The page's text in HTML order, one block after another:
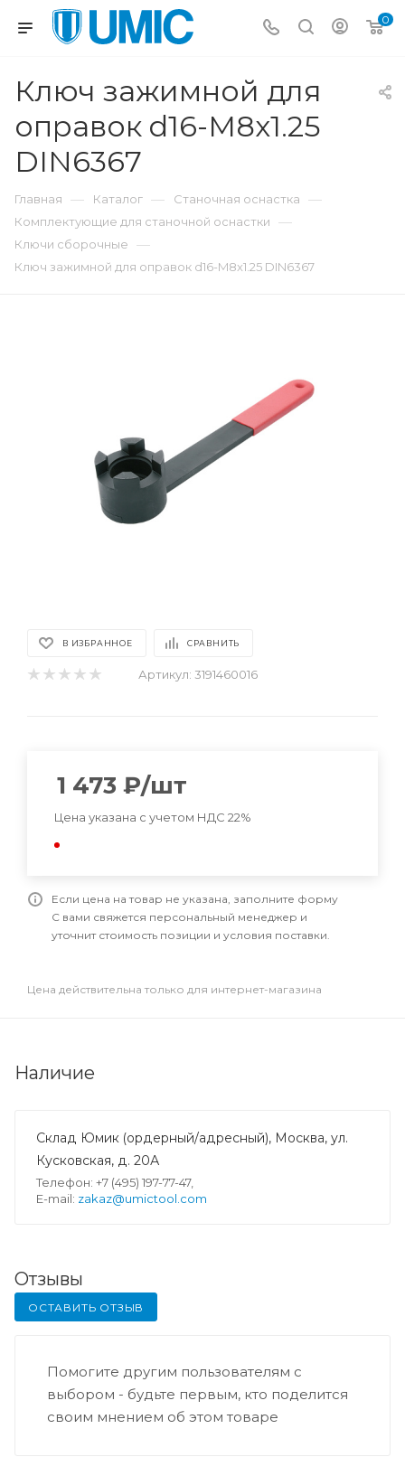
0
Ключ зажимной для
оправок d16-M8x1.25
DIN6367
Главная — Каталог — Станочная оснастка —
Комплектующие для станочной оснастки —
Ключи сборочные —
Ключ зажимной для оправок d16-M8x1.25 DIN6367
В ИЗБРАННОЕ СРАВНИТЬ
Артикул: 3191460016
1 473 ₽/шт
Цена указана с учетом НДС 22%
Если цена на товар не указана, заполните форму
С вами свяжется персональный менеджер и
уточнит стоимость позиции и условия поставки.
Цена действительна только для интернет-магазина
Наличие
Склад Юмик (ордерный/адресный), Москва, ул.
Кусковская, д. 20А
Телефон: +7 (495) 197-77-47,
E-mail: zakaz@umictool.com
Отзывы
ОСТАВИТЬ ОТЗЫВ
Помогите другим пользователям с
выбором - будьте первым, кто поделится
своим мнением об этом товаре